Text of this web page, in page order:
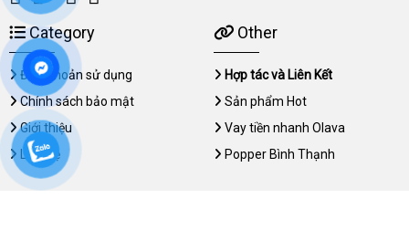
Category
Điều khoản sử dụng
Chính sách bảo mật
Giới thiệu
Liên hệ
Other
Hợp tác và Liên Kết
Sản phẩm Hot
Vay tiền nhanh Olava
Popper Bình Thạnh